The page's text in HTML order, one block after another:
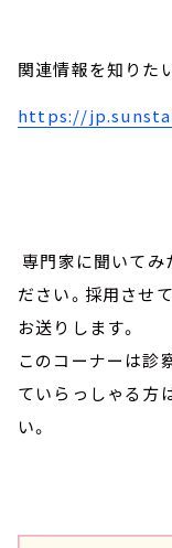
関連情報を知りた
https://
専門家に聞いてみ
ださい。採用させ
お送りします。
このコーナーは診
ていらっしゃる方
い。